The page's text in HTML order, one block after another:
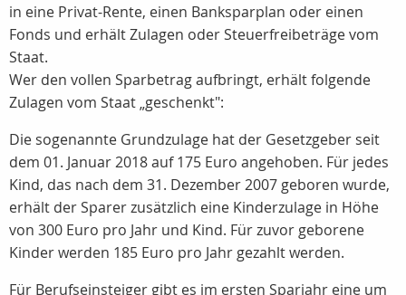
in eine Privat-Rente, einen Banksparplan oder einen
Fonds und erhält Zulagen oder Steuerfreibeträge vom
Staat.
Wer den vollen Sparbetrag aufbringt, erhält folgende
Zulagen vom Staat „geschenkt":
Die sogenannte Grundzulage hat der Gesetzgeber seit
dem 01. Januar 2018 auf 175 Euro angehoben. Für jedes
Kind, das nach dem 31. Dezember 2007 geboren wurde,
erhält der Sparer zusätzlich eine Kinderzulage in Höhe
von 300 Euro pro Jahr und Kind. Für zuvor geborene
Kinder werden 185 Euro pro Jahr gezahlt werden.
Für Berufseinsteiger gibt es im ersten Sparjahr eine um